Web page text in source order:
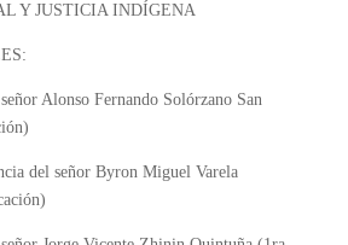
Y JUSTICIA INDÍGENA
Alonso Fernando Solórzano San
del señor Byron Miguel Varela